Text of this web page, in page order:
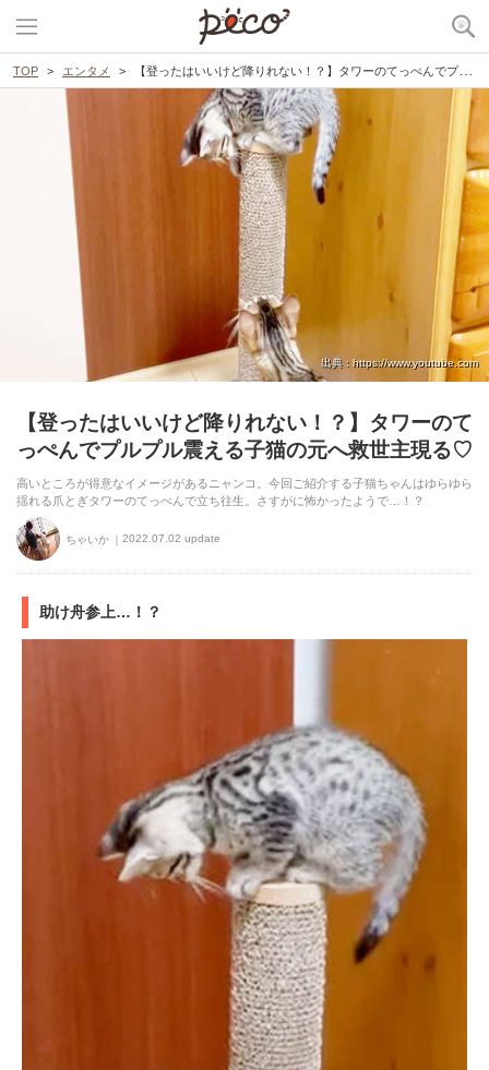
TOP エンタメ 【登ったはいいけど降りれない！？】タワーのてっぺんでプルプル震える子猫の元へ救世主現る♡
出典 : https://www.youtube.com
【登ったはいいけど降りれない！？】タワーのて
っぺんでプルプル震える子猫の元へ救世主現る♡
高いところが得意なイメージがあるニャンコ。今回ご紹介する子猫ちゃんはゆらゆら
揺れる爪とぎタワーのてっぺんで立ち往生。さすがに怖かったようで…！？
ちゃいか 2022.07.02 update
助け舟参上…！？